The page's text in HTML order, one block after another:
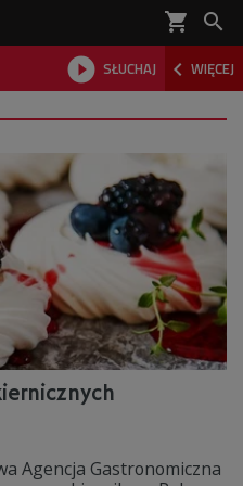
shopping_cart 
 SŁUCHAJ  WIĘCEJ

Agencja Gastronomiczna